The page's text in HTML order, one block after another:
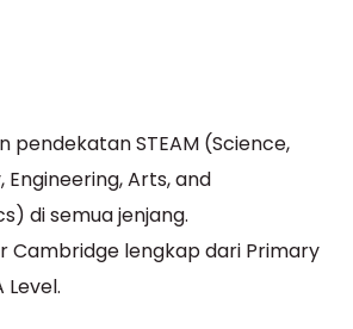
pendekatan STEAM (Science,
Engineering, Arts, and
di semua jenjang.
Cambridge lengkap dari Primary
Level.